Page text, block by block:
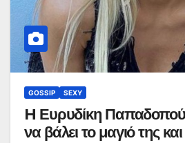
GOSSIP SEXY
H Ευρυδίκη
να βάλει το μαγιό της